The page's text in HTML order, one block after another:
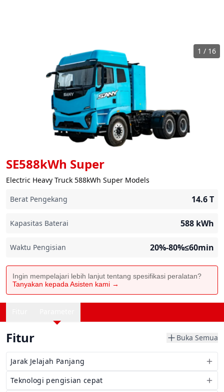
SE588kWh Super
Electric Heavy Truck 588kWh Super Models
Berat Pengekang
14.6T
Kapasitas Baterai 588 kWh
Waktu Pengisian 20%-80%≤60min
Ingin mempelajari lebih lanjut tentang spesifikasi peralatan?
Tanyakan kepada Asisten kami →
1 / 16
Fitur Buka Semua
Jarak Jelajah Panjang
Teknologi pengisian cepat